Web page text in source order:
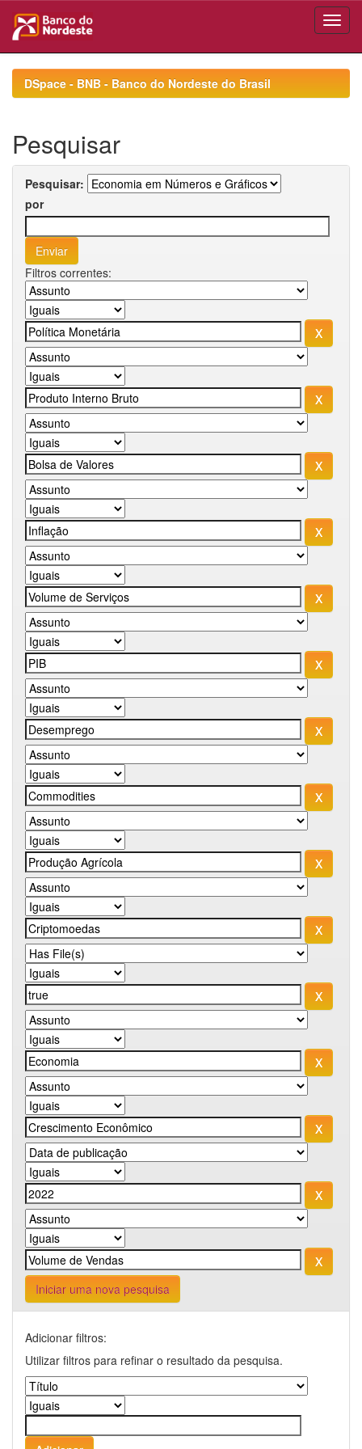
navigationDSpace - BNB - Banco do Nordeste do Brasil
Pesquisar
Pesquisar:
por
Filtros correntes:
Iniciar uma nova pesquisa
Adicionar filtros:
Utilizar filtros para refinar o resultado da pesquisa.